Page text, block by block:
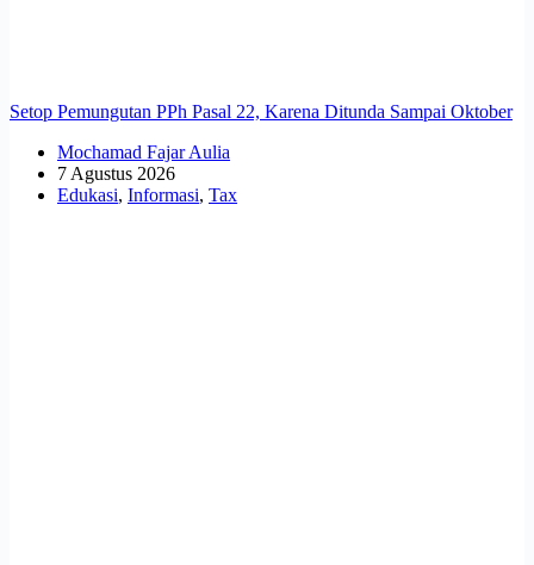
Setop Pemungutan PPh Pasal 22, Karena Ditunda Sampai Oktober
Mochamad Fajar Aulia
7 Agustus 2026
Edukasi, Informasi, Tax